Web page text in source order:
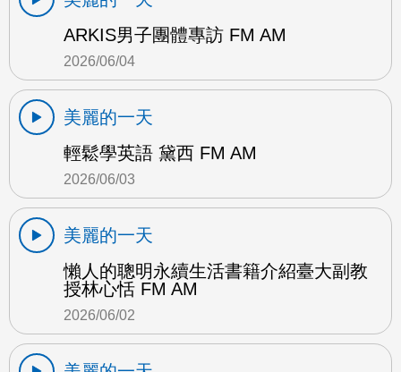
ARKIS男子團體專訪 FM AM
2026/06/04
美麗的一天
輕鬆學英語 黛西 FM AM
2026/06/03
美麗的一天
懶人的聰明永續生活書籍介紹臺大副教
授林心恬 FM AM
2026/06/02